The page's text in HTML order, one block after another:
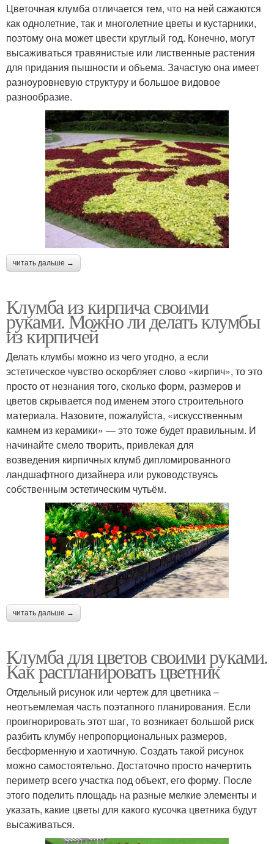
Цветочная клумба отличается тем, что на ней сажаются
как однолетние, так и многолетние цветы и кустарники,
поэтому она может цвести круглый год. Конечно, могут
высаживаться травянистые или лиственные растения
для придания пышности и объема. Зачастую она имеет
разноуровневую структуру и большое видовое
разнообразие.
читать дальше →
Клумба из кирпича своими
руками. Можно ли делать клумбы
из кирпичей
Делать клумбы можно из чего угодно, а если
эстетическое чувство оскорбляет слово «кирпич», то это
просто от незнания того, сколько форм, размеров и
цветов скрывается под именем этого строительного
материала. Назовите, пожалуйста, «искусственным
камнем из керамики» — это тоже будет правильным. И
начинайте смело творить, привлекая для
возведения кирпичных клумб дипломированного
ландшафтного дизайнера или руководствуясь
собственным эстетическим чутьём.
читать дальше →
Клумба для цветов своими руками.
Как распланировать цветник
Отдельный рисунок или чертеж для цветника –
неотъемлемая часть поэтапного планирования. Если
проигнорировать этот шаг, то возникает большой риск
разбить клумбу непропорциональных размеров,
бесформенную и хаотичную. Создать такой рисунок
можно самостоятельно. Достаточно просто начертить
периметр всего участка под объект, его форму. После
этого поделить площадь на разные мелкие элементы и
указать, какие цветы для какого кусочка цветника будут
высаживаться.